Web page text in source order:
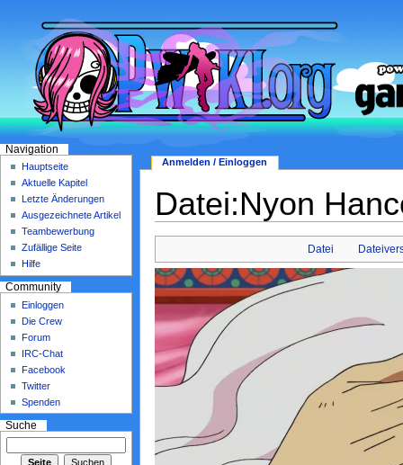
Datei:Nyon
Datei
Anmelden / Einloggen
Navigation
Hauptseite
Aktuelle Kapitel
Letzte Änderungen
Ausgezeichnete Artikel
Teambewerbung
Zufällige Seite
Hilfe
Community
Einloggen
Die Crew
Forum
IRC-Chat
Facebook
Twitter
Spenden
Suche